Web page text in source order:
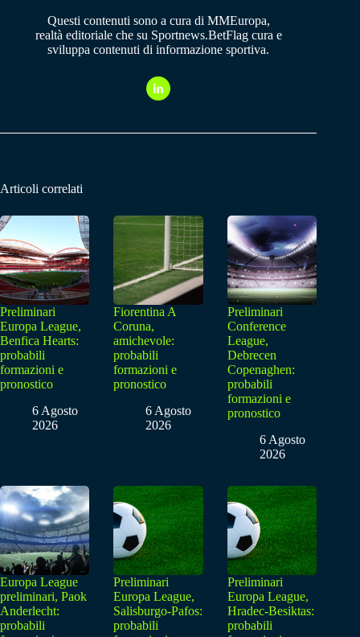
Questi contenuti sono a cura di MMEuropa,
realtà editoriale che su Sportnews.BetFlag cura e
sviluppa contenuti di informazione sportiva.
Articoli correlati
Preliminari
Europa League,
Benfica Hearts:
probabili
formazioni e
pronostico
6 Agosto
2026
Fiorentina A
Coruna,
amichevole:
probabili
formazioni e
pronostico
6 Agosto
2026
Preliminari
Conference
League,
Debrecen
Copenaghen:
probabili
formazioni e
pronostico
6 Agosto
2026
Europa League
preliminari, Paok
Anderlecht:
probabili
Preliminari
Europa League,
Salisburgo-Pafos:
probabili
Preliminari
Europa League,
Hradec-Besiktas:
probabili